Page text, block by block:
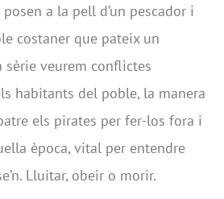
a la pell d’un pescador i
costaner que pateix un
sèrie veurem conflictes
habitants del poble, la manera
els pirates per fer-los fora i
època, vital per entendre
Lluitar, obeir o morir.